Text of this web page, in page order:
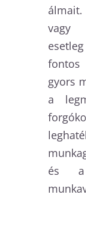
vagy
gyors
a
és a